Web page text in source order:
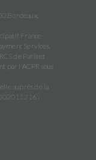
Bordeaux,
France
Services,
de Paris et
par l'ACPR sous
auprès de la